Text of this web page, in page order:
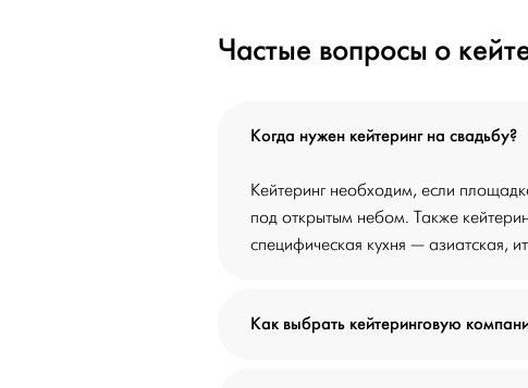
Частые вопросы о
Когда нужен кейтеринг на свадьбу?
Кейтеринг необходим, если
под открытым небом. Также
специфическая кухня — азиатская,
Как выбрать кейтеринговую